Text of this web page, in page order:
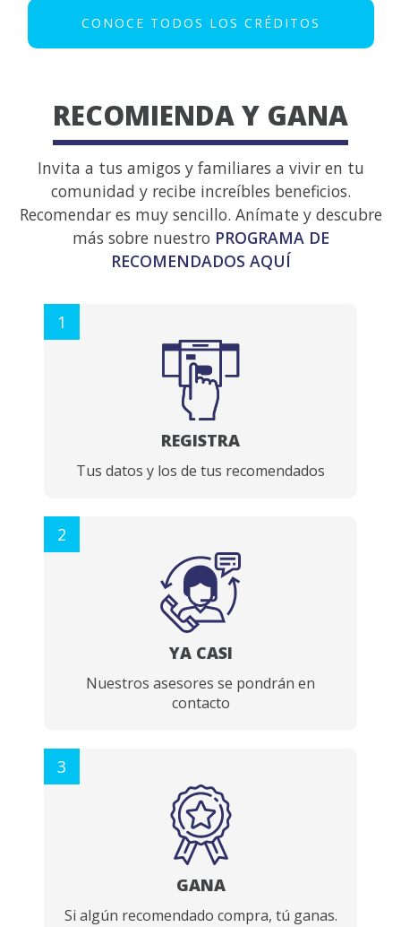
CONOCE TODOS LOS CRÉDITOS
RECOMIENDA Y GANA
Invita a tus amigos y familiares a vivir en tu
comunidad y recibe increíbles beneficios.
Recomendar es muy sencillo. Anímate y descubre
más sobre nuestro PROGRAMA DE
RECOMENDADOS AQUÍ
1
REGISTRA
Tus datos y los de tus recomendados
2
YA CASI
Nuestros asesores se pondrán en
contacto
3
GANA
Si algún recomendado compra, tú ganas.